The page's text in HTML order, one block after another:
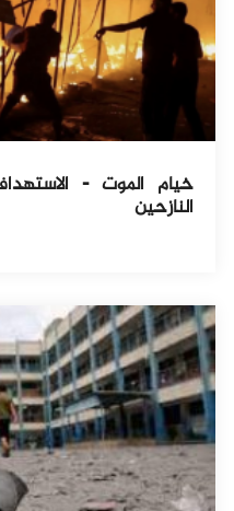
خيام الموت -
النازحين